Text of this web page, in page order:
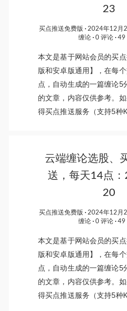
23
买点推送免费版 2024年12月
缠论
0 评论 49
本文是基于网站会员的买
版和安卓版通用】，在每
点，自动生成的一篇缠论5
的文章，内容仅供参考。
得买点推送服务（支持5种
云端缠论选股、
送，每天14点
20
买点推送免费版 2024年12月
缠论
0 评论 49
本文是基于网站会员的买
版和安卓版通用】，在每
点，自动生成的一篇缠论5
的文章，内容仅供参考。
得买点推送服务（支持5种